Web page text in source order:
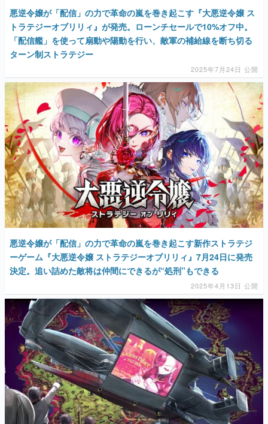
の起源や用法の変遷を、コンピューター文化史研究家・タ
イニーP氏が徹底調査。
カテゴリ
特集記事
マンガ
女性向け
アプリレビュー
その他
電ファミニコゲーマーとは？
運営：株式会社マレ
悪逆令嬢が「配信」の力で革命の嵐を巻き起こす『大悪逆令嬢 ス
トラテジーオブリリィ』が発売。ローンチセールで10%オフ中。
「配信艦」を使って扇動や陽動を行い、敵軍の補給線を断ち切る
ターン制ストラテジー
2025年7月24日 公開
悪逆令嬢が「配信」の力で革命の嵐を巻き起こす新作ストラテジ
ーゲーム『大悪逆令嬢 ストラテジーオブリリィ』7月24日に発売
決定。追い詰めた敵将は仲間にできるが“処刑”もできる
2025年4月13日 公開